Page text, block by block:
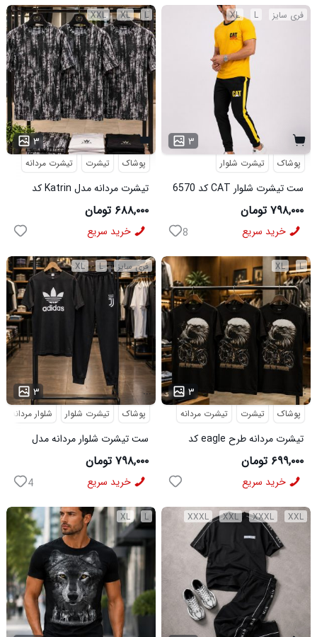
L
XL
XXL
۳
پوشاک تیشرت تیشرت مردانه
تیشرت مردانه مدل Katrin کد
6579
۶۸۸,۰۰۰ تومان
خرید سریع
فری سایز L
XL
۳
پوشاک تیشرت شلوار
ست تیشرت شلوار CAT کد 6570
۷۹۸,۰۰۰ تومان
خرید سریع 8
فری سایز L
XL
۳ ...
پوشاک تیشرت شلوار شلوار مردانه
ست تیشرت شلوار مردانه مدل
Adidas کد 6569
۷۹۸,۰۰۰ تومان
خرید سریع 4
L
XL
۳ ...
پوشاک تیشرت تیشرت مردانه
تیشرت مردانه طرح eagle کد
6545
۶۹۹,۰۰۰ تومان
خرید سریع
L
XL XXL
XXXL
XXL
XXXL